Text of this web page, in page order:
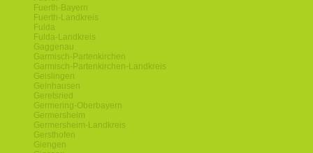
Fuerth-Bayern
Fuerth-Landkreis
Fulda
Fulda-Landkreis
Gaggenau
Garmisch-Partenkirchen
Garmisch-Partenkirchen-Landkreis
Geislingen
Gelnhausen
Geretsried
Germering-Oberbayern
Germersheim
Germersheim-Landkreis
Gersthofen
Giengen